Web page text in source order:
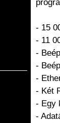
- 15
- 11
-
-
-
- Két
- Egy
-